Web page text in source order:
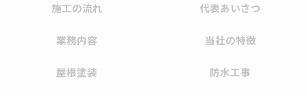
施工の流れ 代表あいさつ
業務内容 当社の特徴
屋根塗装 防水工事